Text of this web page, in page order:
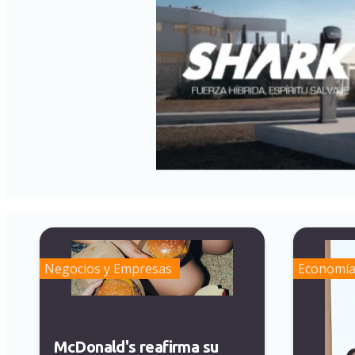
Negocios y Empresas
McDonald's reafirma su
Economía